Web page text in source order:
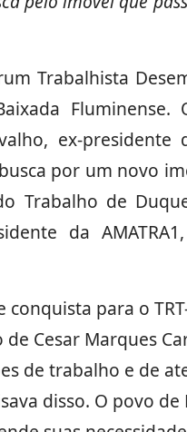
Trabalhista
ex-
por um novo
Trabalho de
da
para o
Cesar Marques
de trabalho e de
disso. O povo de